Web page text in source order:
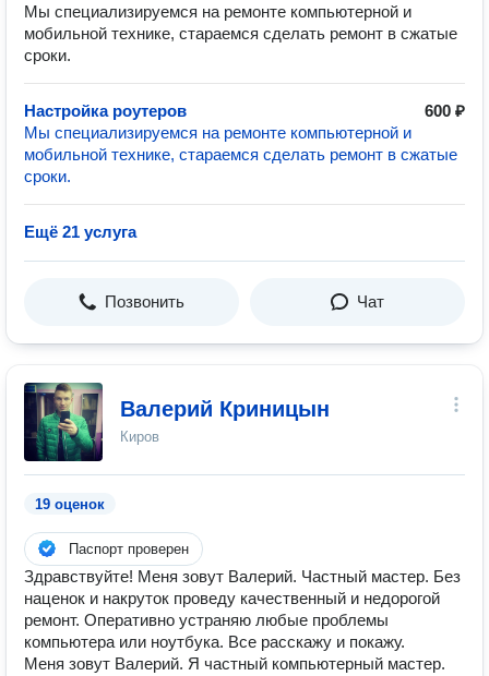
Мы специализируемся на ремонте компьютерной и
мобильной технике, стараемся сделать ремонт в сжатые
сроки.
Настройка роутеров
600 ₽
Мы специализируемся на ремонте компьютерной и
мобильной технике, стараемся сделать ремонт в сжатые
сроки.
Ещё 21 услуга
Позвонить Чат
Валерий Криницын
Киров
19 оценок
Паспорт проверен
Здравствуйте! Меня зовут Валерий. Частный мастер. Без
наценок и накруток проведу качественный и недорогой
ремонт. Оперативно устраняю любые проблемы
компьютера или ноутбука. Все расскажу и покажу.
Меня зовут Валерий. Я частный компьютерный мастер.